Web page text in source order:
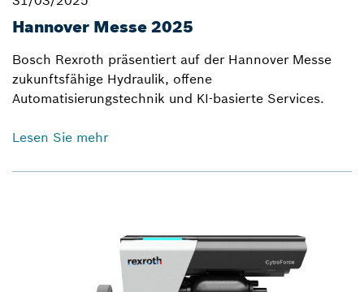
Hannover Messe 2025
Bosch Rexroth präsentiert auf der Hannover Messe
zukunftsfähige Hydraulik, offene
Automatisierungstechnik und KI-basierte Services.
Lesen Sie mehr